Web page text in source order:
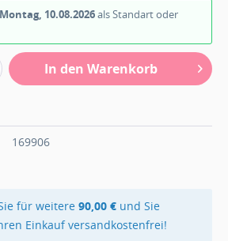
Montag, 10.08.2026als Standart oder
In den Warenkorb
169906
für weitere90,00 € und Sie
Einkauf versandkostenfrei!